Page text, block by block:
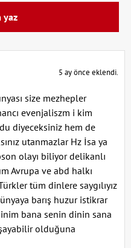
yaz
5 ay önce eklendi.
size mezhepler
evenjaliszm i kim
diyeceksiniz hem de
utanmazlar Hz İsa ya
olayı biliyor delikanlı
Avrupa ve abd halkı
tüm dinlere saygılıyız
barış huzur istikrar
bana senin dinin sana
olduğuna